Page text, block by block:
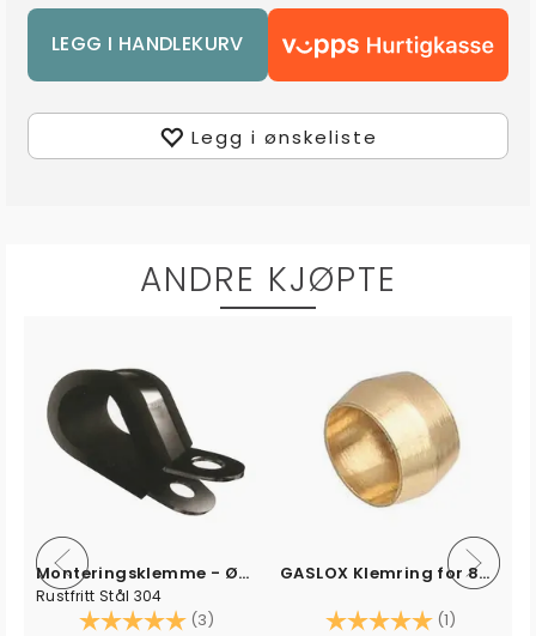
Legg i ønskeliste
ANDRE KJØPTE
Monteringsklemme - Ø4mm til Ø52mm
Rustfritt Stål 304
Karakter: (3) 5.0 av 5 mulige
GASLOX Klemring for 8mm rør (2 stk)
Karakter: (1)